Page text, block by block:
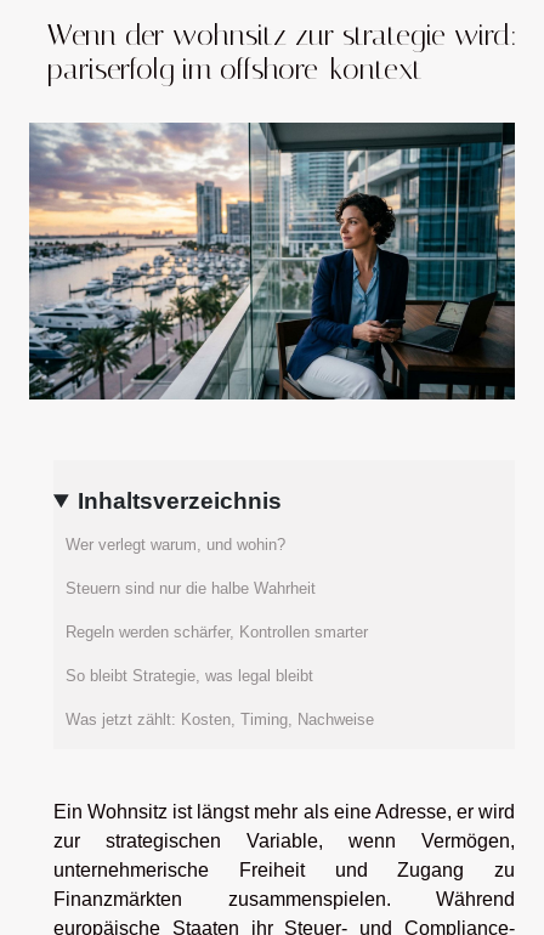
Wenn der wohnsitz zur strategie wird:
pariserfolg im offshore-kontext
Inhaltsverzeichnis
Wer verlegt warum, und wohin?
Steuern sind nur die halbe Wahrheit
Regeln werden schärfer, Kontrollen smarter
So bleibt Strategie, was legal bleibt
Was jetzt zählt: Kosten, Timing, Nachweise
Ein Wohnsitz ist längst mehr als eine Adresse, er wird
zur strategischen Variable, wenn Vermögen,
unternehmerische Freiheit und Zugang zu
Finanzmärkten zusammenspielen. Während
europäische Staaten ihr Steuer- und Compliance-